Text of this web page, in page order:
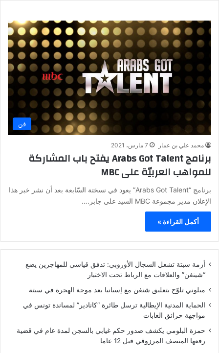
فن
محمد علي بن عمار 7 مارس، 2021
برنامج Arabs Got Talent يفتح باب المشاركة
للمواهب العربيّة على MBC
برنامج “Arabs Got Talent” يعود في نسختة السّابعة بعد أن نشر خبر هذا
الإعلان مدير مجموعة MBC السيد علي جابر.…
أكمل القراءة »
أزمة سبتة تشعل السجال الأوروبي: تدفق قياسي للمهاجرين يضع
“شينغن” والعلاقات مع الرباط تحت الاختبار
ميلوني تلوّح بتعليق شنغن مع إسبانيا بعد موجة الهجرة في سبتة
الحماية المدنية الإيطالية ترسل طائرة “كانادير” لمساندة تونس في
مواجهة حرائق الغابات
حمزة البلومي يكشف صدور حكم غيابي بالسجن لمدة عام في قضية
رفعها المنصف المرزوقي قبل 12 عاما